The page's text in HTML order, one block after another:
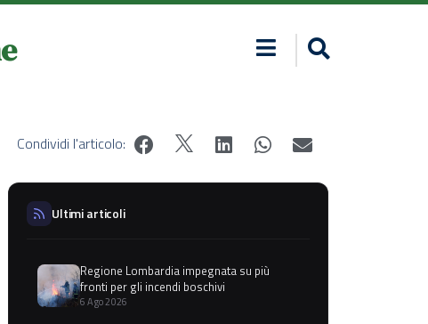
Condividi l'articolo:
Ultimi articoli
Regione Lombardia impegnata su più
fronti per gli incendi boschivi
6 Ago 2026